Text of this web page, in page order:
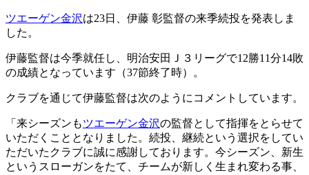
ツエーゲン金沢は23日、伊藤 彰監督の来季続投を発表しま
した。
伊藤監督は今季就任し、明治安田Ｊ３リーグで12勝11分14敗
の成績となっています（37節終了時）。
クラブを通じて伊藤監督は次のようにコメントしています。
「来シーズンもツエーゲン金沢の監督として指揮をとらせて
いただくこととなりました。続投、継続という選択をしてい
ただいたクラブに誠に感謝しております。今シーズン、新生
というスローガンをたて、チームが新しく生まれ変わる事、